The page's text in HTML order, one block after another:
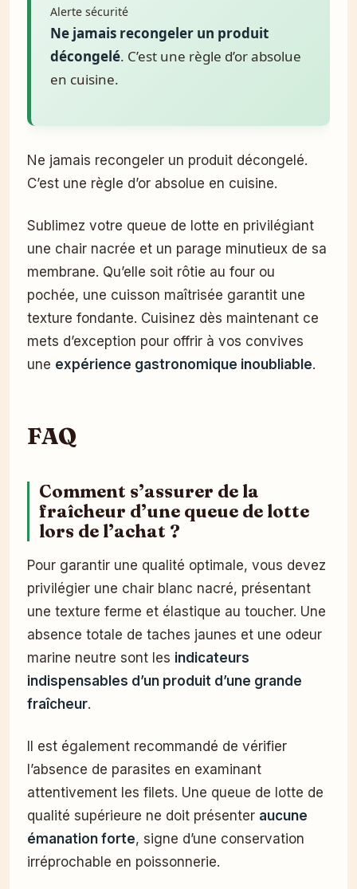
Alerte sécurité
Ne jamais recongeler un produit
décongelé. C’est une règle d’or absolue
en cuisine.
Ne jamais recongeler un produit décongelé.
C’est une règle d’or absolue en cuisine.
Sublimez votre queue de lotte en privilégiant
une chair nacrée et un parage minutieux de sa
membrane. Qu’elle soit rôtie au four ou
pochée, une cuisson maîtrisée garantit une
texture fondante. Cuisinez dès maintenant ce
mets d’exception pour offrir à vos convives
une expérience gastronomique inoubliable.
FAQ
Comment s’assurer de la
fraîcheur d’une queue de lotte
lors de l’achat ?
Pour garantir une qualité optimale, vous devez
privilégier une chair blanc nacré, présentant
une texture ferme et élastique au toucher. Une
absence totale de taches jaunes et une odeur
marine neutre sont les indicateurs
indispensables d’un produit d’une grande
fraîcheur.
Il est également recommandé de vérifier
l’absence de parasites en examinant
attentivement les filets. Une queue de lotte de
qualité supérieure ne doit présenter aucune
émanation forte, signe d’une conservation
irréprochable en poissonnerie.